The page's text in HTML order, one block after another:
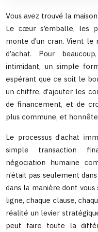
Vous avez trouvé la
Le cœur s’emballe, les
monte d’un cran. Vient
d’achat. Pour
intimidant, un simple
espérant que ce soit le
un chiffre, d’ajouter les
de financement, et de
plus commune, et
Le processus d’achat
simple transaction
négociation humaine
n’était pas seulement
dans la manière dont
ligne, chaque clause,
réalité un levier
peut faire toute la